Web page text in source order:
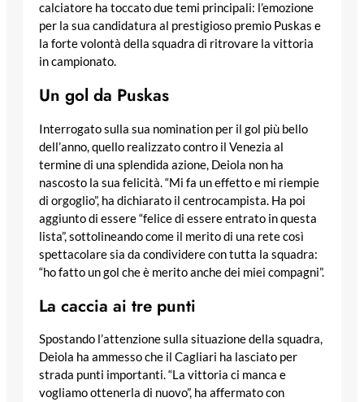
calciatore ha toccato due temi principali: l’emozione
per la sua candidatura al prestigioso premio Puskas e
la forte volontà della squadra di ritrovare la vittoria
in campionato.
Un gol da Puskas
Interrogato sulla sua nomination per il gol più bello
dell’anno, quello realizzato contro il Venezia al
termine di una splendida azione, Deiola non ha
nascosto la sua felicità. “Mi fa un effetto e mi riempie
di orgoglio”, ha dichiarato il centrocampista. Ha poi
aggiunto di essere “felice di essere entrato in questa
lista”, sottolineando come il merito di una rete così
spettacolare sia da condividere con tutta la squadra:
“ho fatto un gol che è merito anche dei miei compagni”.
La caccia ai tre punti
Spostando l’attenzione sulla situazione della squadra,
Deiola ha ammesso che il Cagliari ha lasciato per
strada punti importanti. “La vittoria ci manca e
vogliamo ottenerla di nuovo”, ha affermato con